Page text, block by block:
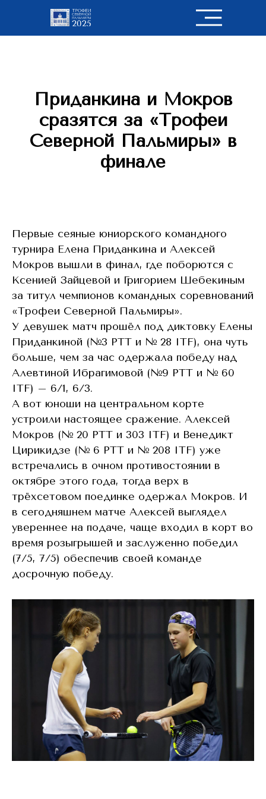
Приданкина и Мокров
сразятся за «Трофеи
Северной Пальмиры» в
финале
Первые сеяные юниорского командного
турнира Елена Приданкина и Алексей
Мокров вышли в финал, где поборются с
Ксенией Зайцевой и Григорием Шебекиным
за титул чемпионов командных соревнований
«Трофеи Северной Пальмиры».
У девушек матч прошёл под диктовку Елены
Приданкиной (№3 РТТ и № 28 ITF), она чуть
больше, чем за час одержала победу над
Алевтиной Ибрагимовой (№9 РТТ и № 60
ITF) – 6/1, 6/3.
А вот юноши на центральном корте
устроили настоящее сражение. Алексей
Мокров (№ 20 РТТ и 303 ITF) и Венедикт
Цирикидзе (№ 6 РТТ и № 208 ITF) уже
встречались в очном противостоянии в
октябре этого года, тогда верх в
трёхсетовом поединке одержал Мокров. И
в сегодняшнем матче Алексей выглядел
увереннее на подаче, чаще входил в корт во
время розыгрышей и заслуженно победил
(7/5, 7/5) обеспечив своей команде
досрочную победу.